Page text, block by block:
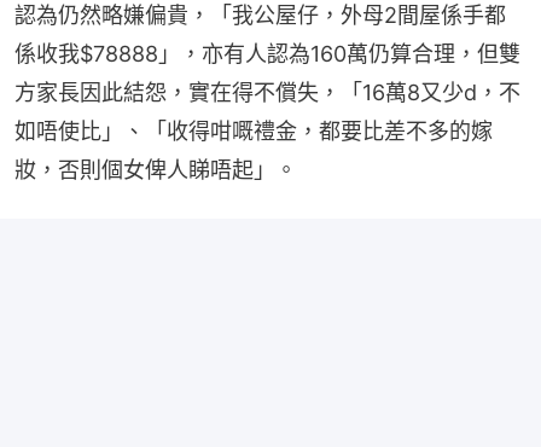
認為仍然略嫌偏貴，「我公屋仔，外母2間屋係手都
係收我$78888」，亦有人認為160萬仍算合理，但雙
方家長因此結怨，實在得不償失，「16萬8又少d，不
如唔使比」、「收得咁嘅禮金，都要比差不多的嫁
妝，否則個女俾人睇唔起」。